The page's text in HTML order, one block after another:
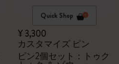
Quick Shop
¥ 3,300
カスタマイズ ピン
ピン2個セット：トゥク